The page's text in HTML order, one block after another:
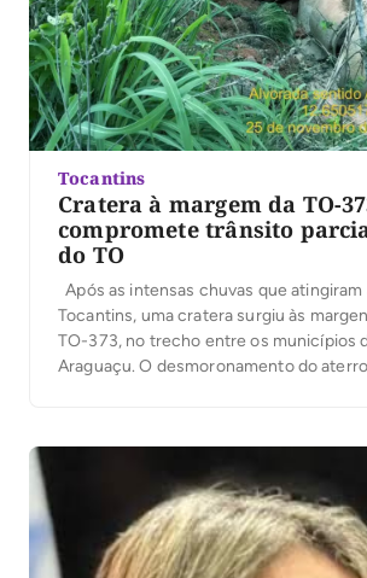
Tocantins
Cratera à margem da TO-
compromete trânsito
do TO
Após as intensas chuvas que atingiram
Tocantins, uma cratera surgiu às
TO-373, no trecho entre os municípios
Araguaçu. O desmoronamento do
emergencial A Agência […]